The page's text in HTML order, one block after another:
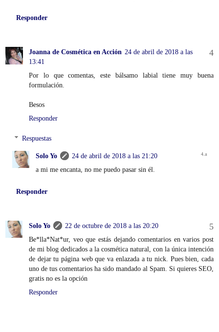
Responder
Joanna de Cosmética en Acción 24 de abril de 2018 a las
13:41
Por lo que comentas, este bálsamo labial tiene muy buena
formulación.
Besos
Responder
Respuestas
Solo Yo
24 de abril de 2018 a las 21:20
a mi me encanta, no me puedo pasar sin él.
Responder
Solo Yo
22 de octubre de 2018 a las 20:20
Be*lla*Nat*ur, veo que estás dejando comentarios en varios post
de mi blog dedicados a la cosmética natural, con la única intención
de dejar tu página web que va enlazada a tu nick. Pues bien, cada
uno de tus comentarios ha sido mandado al Spam. Si quieres SEO,
gratis no es la opción
Responder